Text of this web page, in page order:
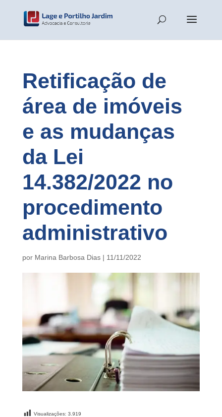
Retificação de
área de imóveis
e as mudanças
da Lei
14.382/2022 no
procedimento
administrativo
por Marina Barbosa Dias| 11/11/2022
Visualizações: 3.919